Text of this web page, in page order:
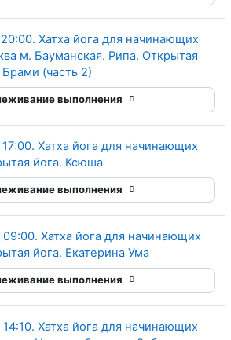
Хатха йога для начинающих
м. Бауманская. Рипа. Открытая
(часть 2)
выполнения
Хатха йога для начинающих
йога. КсюшаГиперссылка
выполнения
Хатха йога для начинающих
йога. Екатерина УмаГиперссылка
выполнения
Хатха йога для начинающих